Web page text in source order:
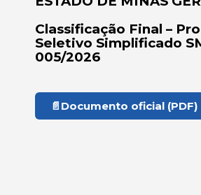
Classificação Final –
Seletivo Simplificado
005/2026
📄 Documento oficial (PDF)